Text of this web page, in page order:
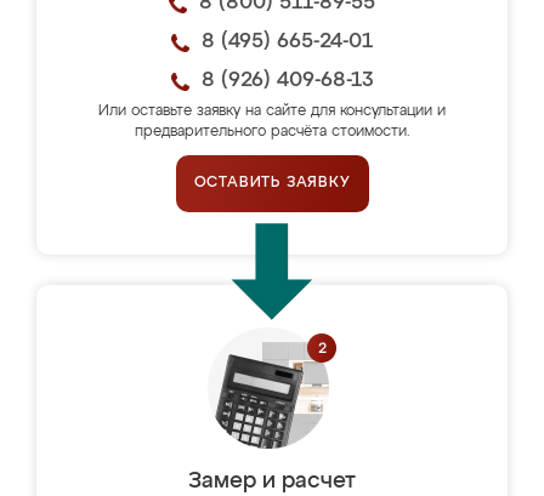
8 (495) 665-24-01
8 (926) 409-68-13
Или оставьте заявку на сайте для консультации и
предварительного расчёта стоимости.
ОСТАВИТЬ ЗАЯВКУ
Замер и расчет